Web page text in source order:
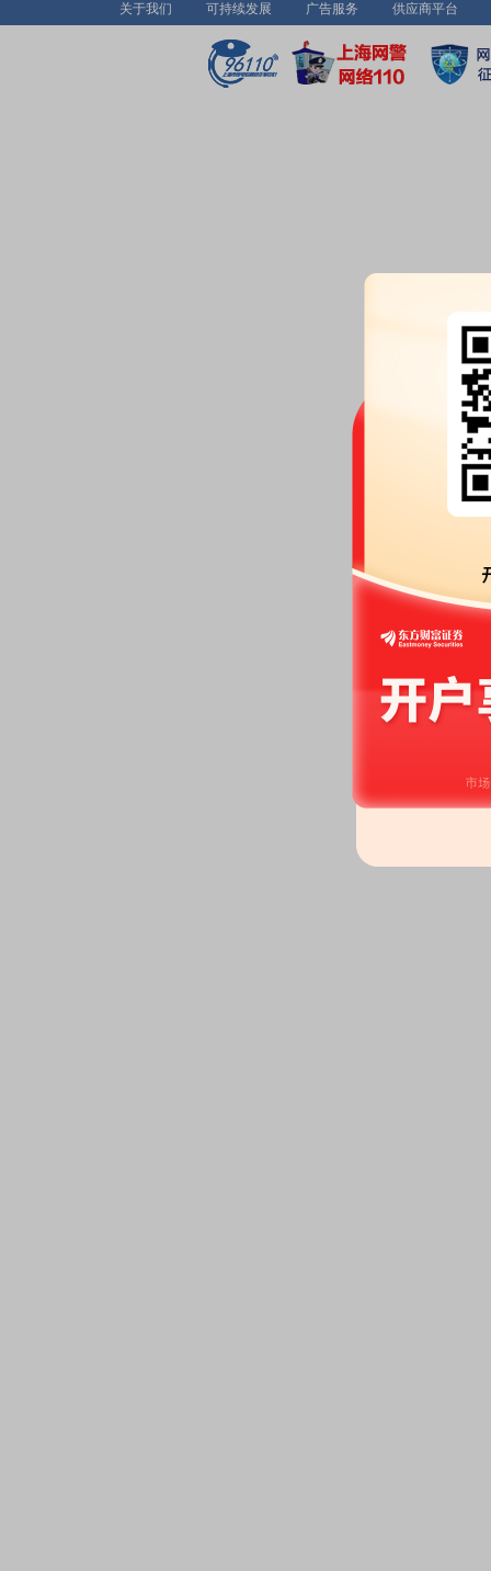
关于我们 可持续发展 广告服务 供应商平台